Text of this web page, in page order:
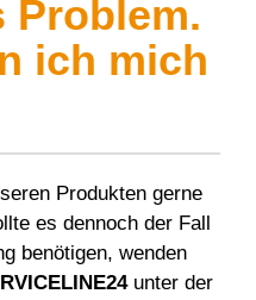
Problem.
ich mich
Produkten gerne
es dennoch der Fall
benötigen, wenden
unter der